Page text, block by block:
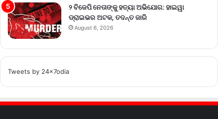
୨ ବିଜେପି ନେତାଙ୍କୁ ହତ୍ୟା ଅଭିଯୋଗ: ହାଇୱା
ଡ୍ରାଇଭର ଅଟକ, ତଦନ୍ତ ଜାରି
August 6, 2026
Tweets by 24x7odia